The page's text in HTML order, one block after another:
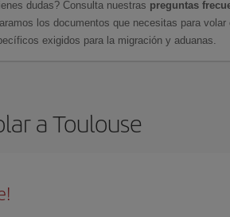
dudas? Consulta nuestras preguntas
los documentos que necesitas para
exigidos para la migración y aduanas.
a Toulouse